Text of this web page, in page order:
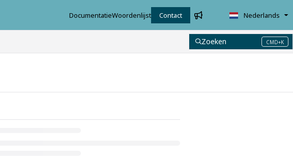
DocumentatieWoordenlijst Contact Nederlands
Zoeken CMD+K
Press CMD+K to open search